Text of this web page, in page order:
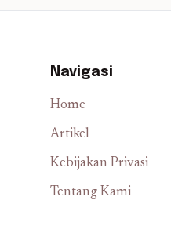
Navigasi
Home
Artikel
Kebijakan Privasi
Tentang Kami